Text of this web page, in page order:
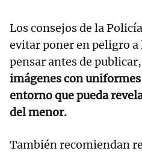
Los consejos de la
evitar poner en peligro
pensar antes de
imágenes con
entorno que pueda
del menor.
También recomiendan